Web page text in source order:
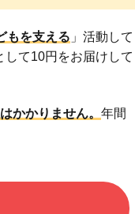
もを支える 」活動して
て10円をお届けして
かかりません。 年間